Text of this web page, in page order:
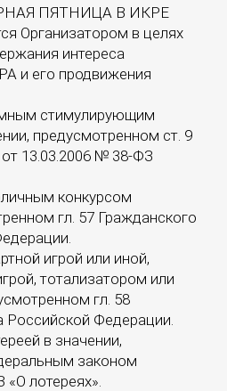
ПЯТНИЦА В ИКРЕ
Организатором в целях
интереса
и его продвижения
стимулирующим
предусмотренном ст. 9
13.03.2006 № 38-ФЗ
конкурсом
гл. 57 Гражданского
игрой или иной,
тотализатором или
гл. 58
Российской Федерации.
в значении,
законом
лотереях».